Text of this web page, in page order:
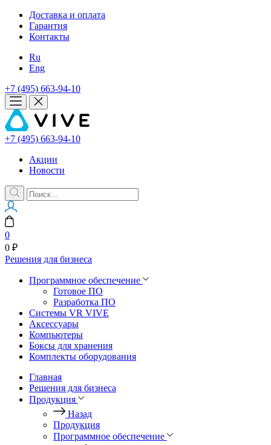
Доставка и оплата
Гарантия
Контакты
Ru
Eng
+7 (495) 663-94-10
+7 (495) 663-94-10
Акции
Новости
0
0 ₽
Решения для бизнеса
Программное обеспечение
Готовое ПО
Разработка ПО
Системы VR VIVE
Аксессуары
Компьютеры
Боксы для хранения
Комплекты оборудования
Главная
Решения для бизнеса
Продукция
Назад
Продукция
Программное обеспечение